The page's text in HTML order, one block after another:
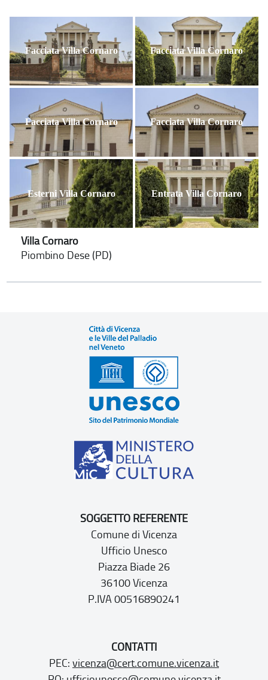
Facciata Villa Cornaro Facciata Villa Cornaro
Facciata Villa Cornaro Facciata Villa Cornaro
Esterni Villa Cornaro Entrata Villa Cornaro
Villa Cornaro
Piombino Dese (PD)
SOGGETTO REFERENTE
Comune di Vicenza
Ufficio Unesco
Piazza Biade 26
36100 Vicenza
P.IVA 00516890241
CONTATTI
PEC: vicenza@cert.comune.vicenza.it